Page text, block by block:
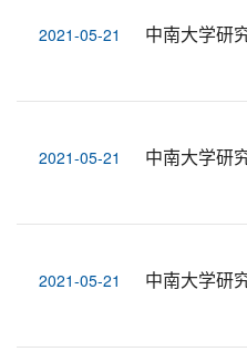
2021-05-21 中南大学研
2021-05-21 中南大学研
2021-05-21 中南大学研